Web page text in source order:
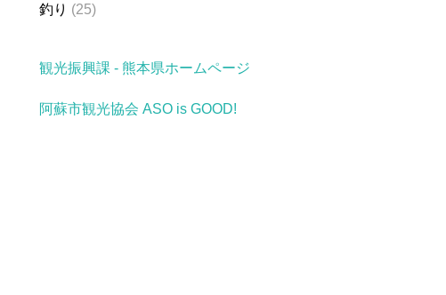
釣り (25)
観光振興課 - 熊本県ホームページ
阿蘇市観光協会 ASO is GOOD!